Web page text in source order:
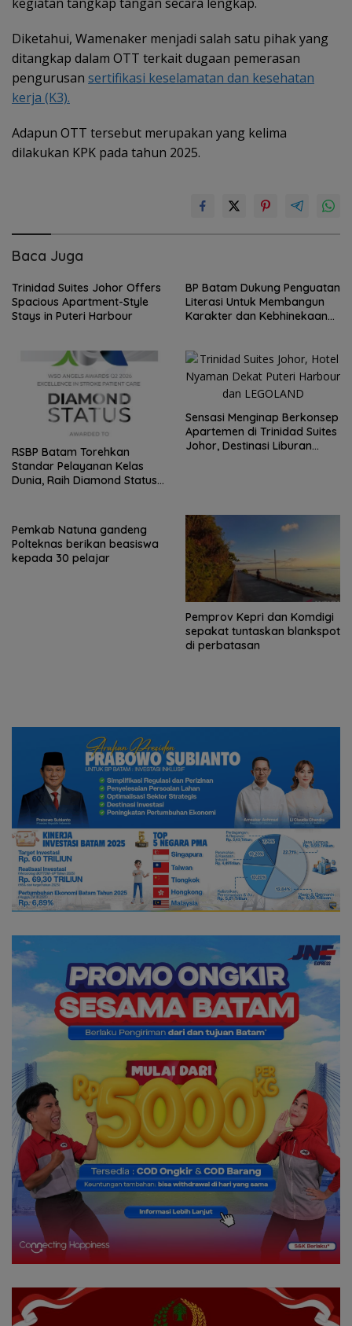
Diketahui, Wamenaker menjadi salah satu pihak yang
ditangkap dalam OTT terkait dugaan pemerasan
pengurusan sertifikasi keselamatan dan kesehatan
kerja (K3).
Adapun OTT tersebut merupakan yang kelima
dilakukan KPK pada tahun 2025.
Baca Juga
Trinidad Suites Johor Offers
Spacious Apartment-Style
Stays in Puteri Harbour
BP Batam Dukung Penguatan
Literasi Untuk Membangun
Karakter dan Kebhinekaan
RSBP Batam Torehkan
Standar Pelayanan Kelas
Dunia, Raih Diamond Status
Sensasi Menginap Berkonsep
Apartemen di Trinidad Suites
Johor, Destinasi Liburan
Pemkab Natuna gandeng
Polteknas berikan beasiswa
kepada 30 pelajar
Pemprov Kepri dan Komdigi
sepakat tuntaskan blankspot
di perbatasan